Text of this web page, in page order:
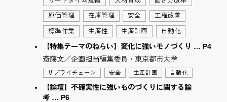
原価管理 在庫管理 安全 工程改善
標準作業 生産性 生産計画 自動化
【特集テーマのねらい】変化に強いモノづくり … P4
斎藤文／企画担当編集委員・東京都市大学
サプライチェーン 安全 生産計画 自動化
【論壇】不確実性に強いものづくりに関する論
考 … P6